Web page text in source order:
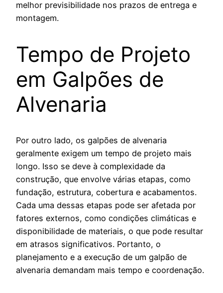
melhor previsibilidade nos prazos de entrega e
montagem.
Tempo de Projeto
em Galpões de
Alvenaria
Por outro lado, os galpões de alvenaria
geralmente exigem um tempo de projeto mais
longo. Isso se deve à complexidade da
construção, que envolve várias etapas, como
fundação, estrutura, cobertura e acabamentos.
Cada uma dessas etapas pode ser afetada por
fatores externos, como condições climáticas e
disponibilidade de materiais, o que pode resultar
em atrasos significativos. Portanto, o
planejamento e a execução de um galpão de
alvenaria demandam mais tempo e coordenação.